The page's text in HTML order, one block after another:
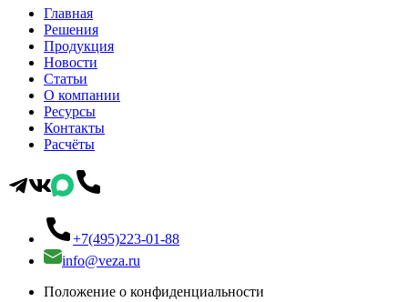
Главная
Решения
Продукция
Новости
Статьи
О компании
Ресурсы
Контакты
Расчёты
+7(495)223-01-88
info@veza.ru
Положение о конфиденциальности